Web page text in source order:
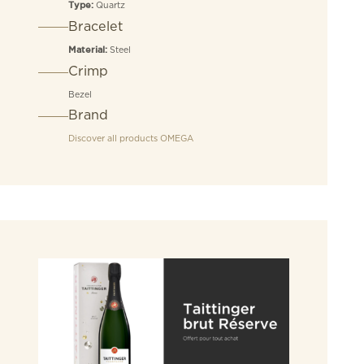
Type: Quartz
Bracelet
Material: Steel
Crimp
Bezel
Brand
Discover all products OMEGA